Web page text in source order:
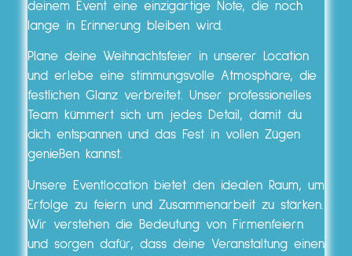
deinem Event eine einzigartige Note, die noch
lange in Erinnerung bleiben wird.
Plane deine Weihnachtsfeier in unserer Location
und erlebe eine stimmungsvolle Atmosphäre, die
festlichen Glanz verbreitet. Unser professionelles
Team kümmert sich um jedes Detail, damit du
dich entspannen und das Fest in vollen Zügen
genießen kannst.
Unsere Eventlocation bietet den idealen Raum, um
Erfolge zu feiern und Zusammenarbeit zu stärken.
Wir verstehen die Bedeutung von Firmenfeiern
und sorgen dafür, dass deine Veranstaltung einen